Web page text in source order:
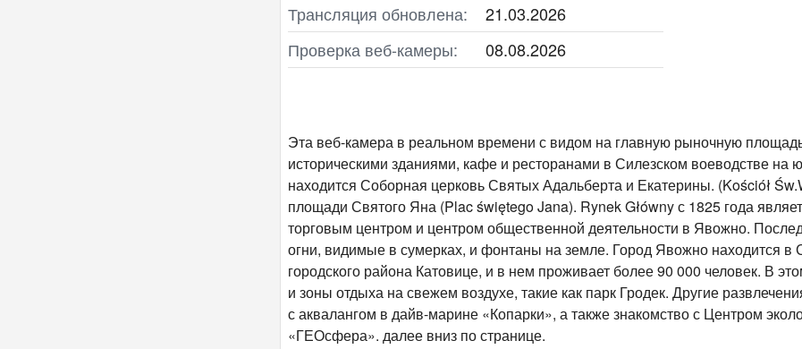
Трансляция обновлена:
21.03.2026
Проверка веб‑камеры:
08.08.2026
Эта веб-камера в реальном времени с видом на главную рыночную
историческими зданиями, кафе и ресторанами в Силезском воеводстве
находится Соборная церковь Святых Адальберта и Екатерины. (Kościół
площади Святого Яна (Plac świętego Jana). Rynek Główny с 1825 года
торговым центром и центром общественной деятельности в Явожно.
огни, видимые в сумерках, и фонтаны на земле. Город Явожно находится в
городского района Катовице, и в нем проживает более 90 000 человек. В
и зоны отдыха на свежем воздухе, такие как парк Гродек. Другие
с аквалангом в дайв-марине «Копарки», а также знакомство с Центром
«ГЕОсфера». далее вниз по странице.